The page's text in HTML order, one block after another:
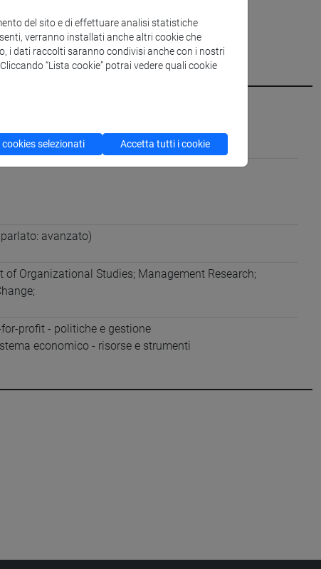
[ECON-07/A]
avanzato)
of Organizational Studies; Management Research;
for-profit - politiche e gestione
economico - risorse e strumenti
del sito e di effettuare analisi statistiche
verranno installati anche altri cookie che
i dati raccolti saranno condivisi anche con i nostri
“Lista cookie” potrai vedere quali cookie
selezionati Accetta tutti i cookie